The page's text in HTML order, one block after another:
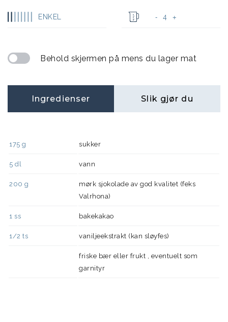
ENKEL - 4 +
Behold skjermen på mens du lager mat
Ingredienser Slik gjør du
175 g sukker
5 dl vann
200 g
mørk sjokolade av god kvalitet (feks
Valrhona)
1 ss bakekakao
1/2 ts vaniljeekstrakt (kan sløyfes)
friske bær eller frukt , eventuelt som
garnityr